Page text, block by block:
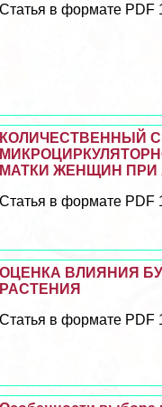
Статья в формате PDF
КОЛИЧЕСТВЕННЫЙ
МАТКИ ЖЕНЩИН
Статья в формате PDF
ОЦЕНКА ВЛИЯНИЯ
РАСТЕНИЯ
Статья в формате PDF